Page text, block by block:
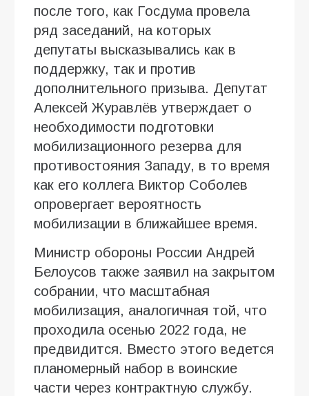
после того, как Госдума провела
ряд заседаний, на которых
депутаты высказывались как в
поддержку, так и против
дополнительного призыва. Депутат
Алексей Журавлёв утверждает о
необходимости подготовки
мобилизационного резерва для
противостояния Западу, в то время
как его коллега Виктор Соболев
опровергает вероятность
мобилизации в ближайшее время.
Министр обороны России Андрей
Белоусов также заявил на закрытом
собрании, что масштабная
мобилизация, аналогичная той, что
проходила осенью 2022 года, не
предвидится. Вместо этого ведется
планомерный набор в воинские
части через контрактную службу.